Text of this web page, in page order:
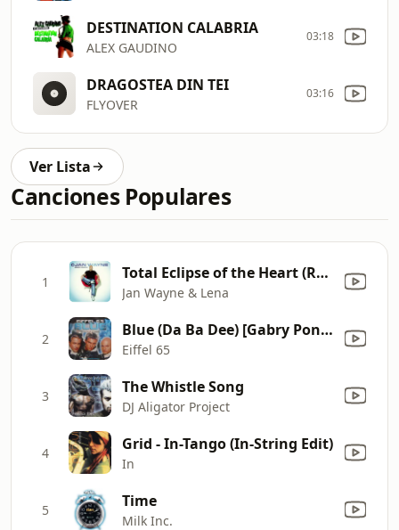
DESTINATION CALABRIA
ALEX GAUDINO
03:18
DRAGOSTEA DIN TEI
FLYOVER
03:16
Ver Lista
Canciones Populares
1 Total Eclipse of the Heart (Radio Edit)
Jan Wayne & Lena
2 Blue (Da Ba Dee) [Gabry Ponte Ice Pop Mix]
Eiffel 65
3 The Whistle Song
DJ Aligator Project
4 Grid - In-Tango (In-String Edit)
In
5 Time
Milk Inc.